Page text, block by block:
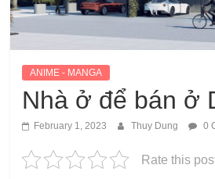
ANIME - MANGA
Nhà ở để bán ở
February 1, 2023 Thuy Dung 0
Rate this